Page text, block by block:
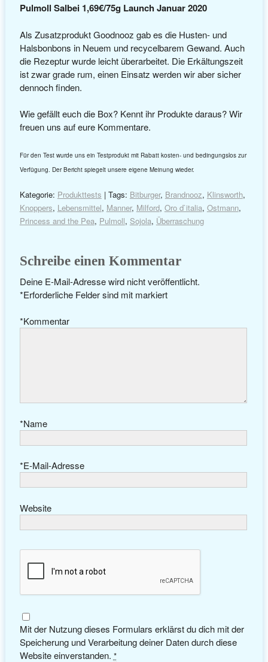
Pulmoll Salbei 1,69€/75g Launch Januar 2020
Als Zusatzprodukt Goodnooz gab es die Husten- und
Halsbonbons in Neuem und recycelbarem Gewand. Auch
die Rezeptur wurde leicht überarbeitet. Die Erkältungszeit
ist zwar grade rum, einen Einsatz werden wir aber sicher
dennoch finden.
Wie gefällt euch die Box? Kennt ihr Produkte daraus? Wir
freuen uns auf eure Kommentare.
Für den Test wurde uns ein Testprodukt mit Rabatt kosten- und bedingungslos zur
Verfügung. Der Bericht spiegelt unsere eigene Meinung wieder.
Kategorie: Produkttests | Tags: Bitburger, Brandnooz, Klinsworth,
Knoppers, Lebensmittel, Manner, Milford, Oro d`italia, Ostmann,
Princess and the Pea, Pulmoll, Sojola, Überraschung
Schreibe einen Kommentar
Deine E-Mail-Adresse wird nicht veröffentlicht.
Erforderliche Felder sind mit
* markiert
Kommentar
*
Name
*
E-Mail-Adresse
*
Website
Mit der Nutzung dieses Formulars erklärst du dich mit der
Speicherung und Verarbeitung deiner Daten durch diese
Website einverstanden. *